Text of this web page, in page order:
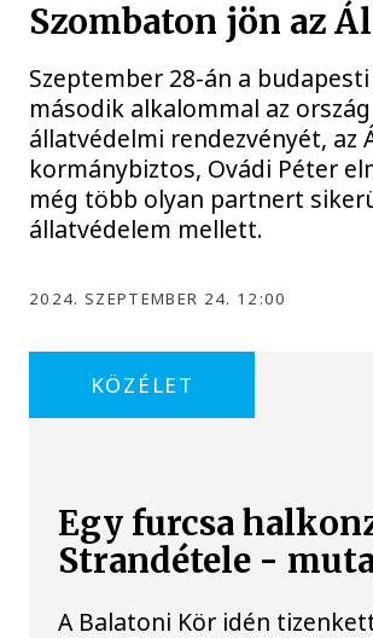
Szombaton jön az
Szeptember 28-án a
második alkalommal az
állatvédelmi rendezvényét,
kormánybiztos, Ovádi Péter
még több olyan partnert
állatvédelem mellett.
2024. SZEPTEMBER 24. 12:00
KÖZÉLET
Egy furcsa
Strandétele -
A Balatoni Kör idén